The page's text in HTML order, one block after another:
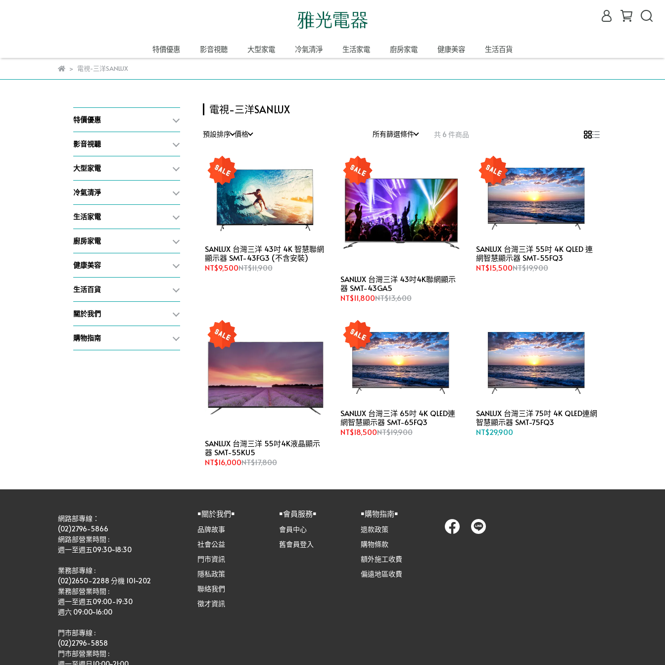
特價優惠 影音視聽 大型家電 冷氣清淨 生活家電 廚房家電 健康美容 生活百貨
電視-三洋SANLUX
特價優惠
影音視聽
大型家電
冷氣清淨
生活家電
廚房家電
健康美容
生活百貨
關於我們
購物指南
電視-三洋SANLUX
預設排序 價格 所有篩選條件 共 6 件商品
SANLUX 台灣三洋 43吋 4K 智慧聯網
顯示器 SMT-43FG3 (不含安裝)
NT$9,500NT$11,900
SANLUX 台灣三洋 43吋4K聯網顯示
器 SMT-43GA5
NT$11,800NT$13,600
SANLUX 台灣三洋 55吋 4K QLED 連
網智慧顯示器 SMT-55FQ3
NT$15,500NT$19,900
SANLUX 台灣三洋 55吋4K液晶顯示
器 SMT-55KU5
NT$16,000NT$17,800
SANLUX 台灣三洋 65吋 4K QLED連
網智慧顯示器 SMT-65FQ3
NT$18,500NT$19,900
SANLUX 台灣三洋 75吋 4K QLED連網
智慧顯示器 SMT-75FQ3
NT$29,900
網路部專線：
(02)2796-5866
網路部營業時間 :
週一至週五09:30~18:30
業務部專線 :
(02)2650-2288 分機 101~202
業務部營業時間 :
週一至週五09:00-19:30
週六 09:00~16:00
門市部專線 :
(02)2796-5858
門市部營業時間 :
￭關於我們￭
品牌故事
社會公益
門市資訊
隱私政策
聯絡我們
徵才資訊
￭會員服務￭
會員中心
舊會員登入
￭購物指南￭
退款政策
購物條款
額外施工收費
偏遠地區收費